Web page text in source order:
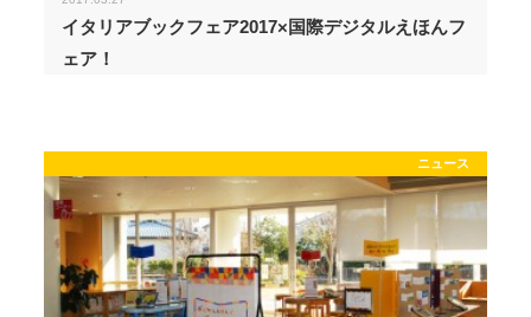
イタリアブックフェア2017×国際デジタルえほんフ
ェア！
ニュース